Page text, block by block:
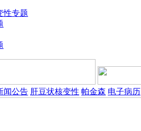
性专题
闻公告 肝豆状核变性 帕金森 电子病历